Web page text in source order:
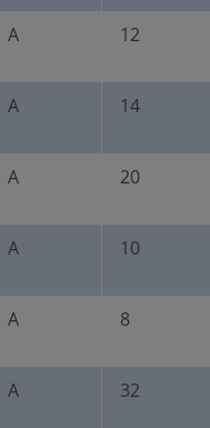
A 12
A 14
A 20
A 10
A 8
A 32